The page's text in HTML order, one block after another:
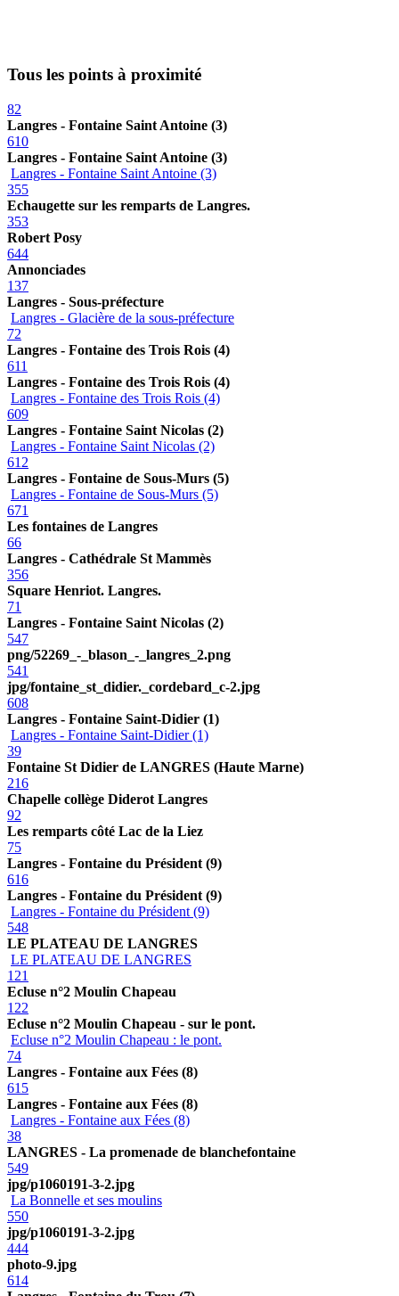
Tous les points à proximité
82
Langres - Fontaine Saint Antoine (3)
610
Langres - Fontaine Saint Antoine (3)
Langres - Fontaine Saint Antoine (3)
355
Echaugette sur les remparts de Langres.
353
Robert Posy
644
Annonciades
137
Langres - Sous-préfecture
Langres - Glacière de la sous-préfecture
72
Langres - Fontaine des Trois Rois (4)
611
Langres - Fontaine des Trois Rois (4)
Langres - Fontaine des Trois Rois (4)
609
Langres - Fontaine Saint Nicolas (2)
Langres - Fontaine Saint Nicolas (2)
612
Langres - Fontaine de Sous-Murs (5)
Langres - Fontaine de Sous-Murs (5)
671
Les fontaines de Langres
66
Langres - Cathédrale St Mammès
356
Square Henriot. Langres.
71
Langres - Fontaine Saint Nicolas (2)
547
png/52269_-_blason_-_langres_2.png
541
jpg/fontaine_st_didier._cordebard_c-2.jpg
608
Langres - Fontaine Saint-Didier (1)
Langres - Fontaine Saint-Didier (1)
39
Fontaine St Didier de LANGRES (Haute Marne)
216
Chapelle collège Diderot Langres
92
Les remparts côté Lac de la Liez
75
Langres - Fontaine du Président (9)
616
Langres - Fontaine du Président (9)
Langres - Fontaine du Président (9)
548
LE PLATEAU DE LANGRES
LE PLATEAU DE LANGRES
121
Ecluse n°2 Moulin Chapeau
122
Ecluse n°2 Moulin Chapeau - sur le pont.
Ecluse n°2 Moulin Chapeau : le pont.
74
Langres - Fontaine aux Fées (8)
615
Langres - Fontaine aux Fées (8)
Langres - Fontaine aux Fées (8)
38
LANGRES - La promenade de blanchefontaine
549
jpg/p1060191-3-2.jpg
La Bonnelle et ses moulins
550
jpg/p1060191-3-2.jpg
444
photo-9.jpg
614